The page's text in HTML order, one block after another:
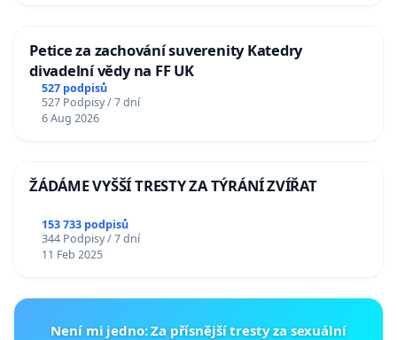
Petice za zachování suverenity Katedry
divadelní vědy na FF UK
527 podpisů
527 Podpisy / 7 dní
6 Aug 2026
ŽÁDÁME VYŠŠÍ TRESTY ZA TÝRÁNÍ ZVÍŘAT
153 733 podpisů
344 Podpisy / 7 dní
11 Feb 2025
Není mi jedno: Za přísnější tresty za sexuální